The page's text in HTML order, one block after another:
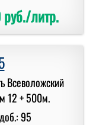
литр.
Всеволожский
12 + 500м.
95